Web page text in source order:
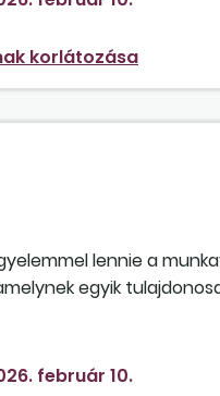
korlátozása
lennie a
egyik
február 10.